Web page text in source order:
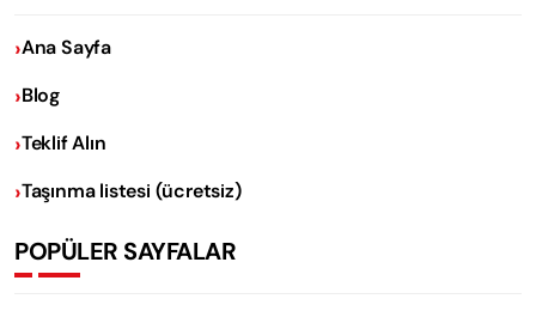
Ana Sayfa
Blog
Teklif Alın
Taşınma listesi (ücretsiz)
POPÜLER SAYFALAR